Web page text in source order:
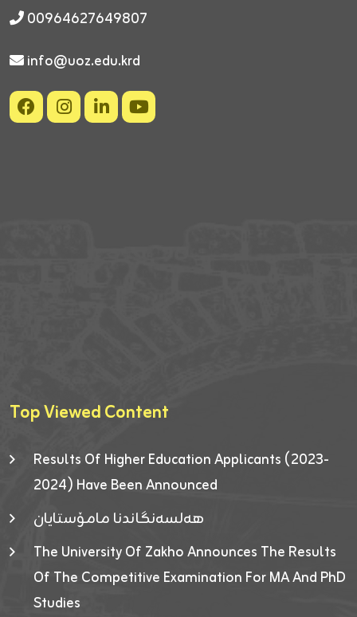
00964627649807
info@uoz.edu.krd
Top Viewed Content
Results Of Higher Education Applicants (2023-
2024) Have Been Announced
هەلسەنگاندنا مامۆستایان
The University Of Zakho Announces The Results
Of The Competitive Examination For MA And PhD
Studies